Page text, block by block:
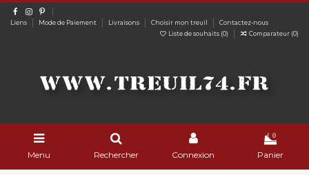
Liens Mode de Paiement Livraisons Choisir mon treuil
Contactez-nous
Liste de souhaits (0) Comparateur (0)
Menu Rechercher Connexion
0
Panier